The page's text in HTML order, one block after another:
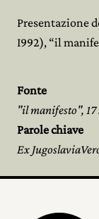
Presentazione
I992), “il
Fonte
"il manifesto",
Parole chiave
Ex